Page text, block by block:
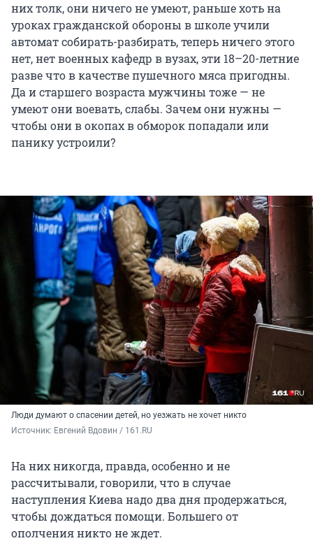
них толк, они ничего не умеют, раньше хоть на
уроках гражданской обороны в школе учили
автомат собирать-разбирать, теперь ничего этого
нет, нет военных кафедр в вузах, эти 18–20-летние
разве что в качестве пушечного мяса пригодны.
Да и старшего возраста мужчины тоже — не
умеют они воевать, слабы. Зачем они нужны —
чтобы они в окопах в обморок попадали или
панику устроили?
Люди думают о спасении детей, но уезжать не хочет никто
Источник: Евгений Вдовин / 161.RU
На них никогда, правда, особенно и не
рассчитывали, говорили, что в случае
наступления Киева надо два дня продержаться,
чтобы дождаться помощи. Большего от
ополчения никто не ждет.